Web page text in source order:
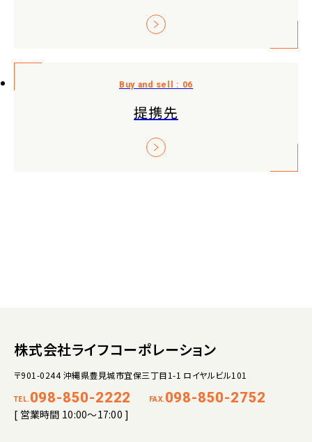
提携先
株式会社ライフコーポレーション
〒901-0244 沖縄県豊見城市宜保三丁目1-1 ロイヤルビル101
TEL. 098-850-2222 FAX. 098-850-2752
[ 営業時間 10:00～17:00 ]